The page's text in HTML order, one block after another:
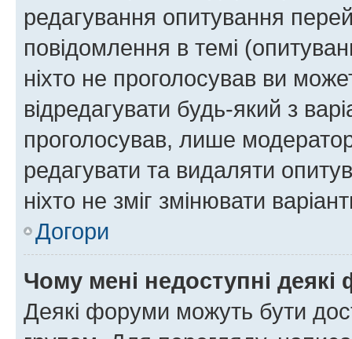
редагування опитування
повідомлення в темі
ніхто не проголосував ви
відредагувати будь-який з
проголосував, лише
редагувати та видаляти
ніхто не зміг змінювати
Догори
Чому мені недоступні
Деякі форуми можуть бути